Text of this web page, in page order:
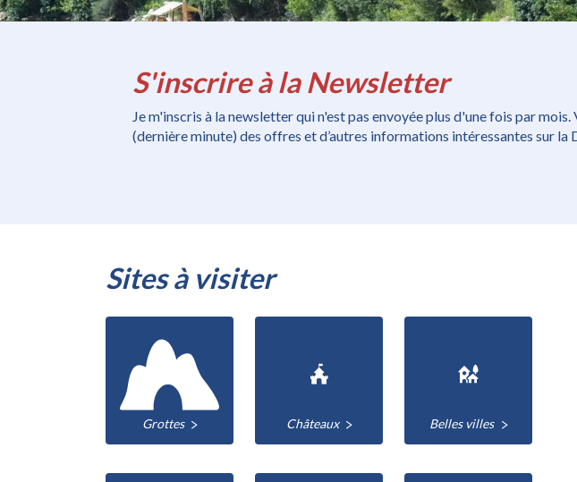
S'inscrire à la Newsletter
Je m'inscris à la newsletter qui n'est pas envoyée plus d'une fois par mois.
(dernière minute) des offres et d’autres informations intéressantes sur la
Sites à visiter
Grottes Châteaux Belles villes